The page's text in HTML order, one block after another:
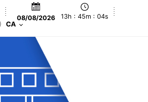
08/08/2026 13h : 45m : 05s
CA